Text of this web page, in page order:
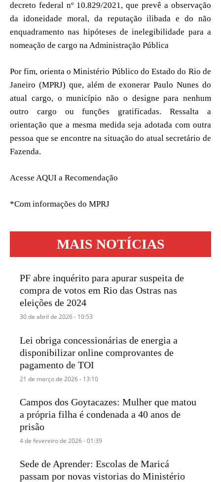
decreto federal nº 10.829/2021, que prevê a observação
da idoneidade moral, da reputação ilibada e do não
enquadramento nas hipóteses de inelegibilidade para a
nomeação de cargo na Administração Pública
Por fim, orienta o Ministério Público do Estado do Rio de
Janeiro (MPRJ) que, além de exonerar Paulo Nunes do
atual cargo, o município não o designe para nenhum
outro cargo ou funções gratificadas. Ressalta a
orientação que a mesma medida seja adotada com outra
pessoa que se encontre na situação do atual secretário de
Fazenda.
Acesse AQUI a Recomendação
*Com informações do MPRJ
MAIS NOTÍCIAS
PF abre inquérito para apurar suspeita de
compra de votos em Rio das Ostras nas
eleições de 2024
30 de abril de 2026 - 10:53
Lei obriga concessionárias de energia a
disponibilizar online comprovantes de
pagamento de TOI
21 de março de 2026 - 13:10
Campos dos Goytacazes: Mulher que matou
a própria filha é condenada a 40 anos de
prisão
4 de fevereiro de 2026 - 01:39
Sede de Aprender: Escolas de Maricá
passam por novas vistorias do Ministério